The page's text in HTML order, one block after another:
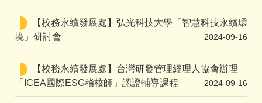
【校務永續發展處】弘光科技大學「智慧科技永續環
境」研討會
2024-09-16
【校務永續發展處】台灣研發管理經理人協會辦理
「ICEA國際ESG稽核師」認證輔導課程
2024-09-16